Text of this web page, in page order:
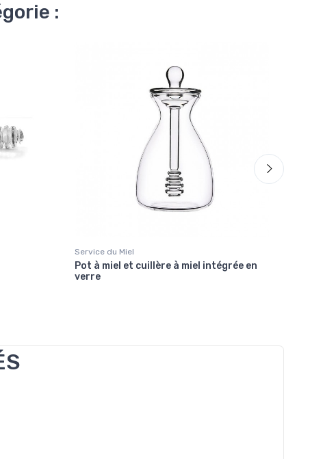
:
Service du Miel
Pot à miel et cuillère à miel intégrée en
verre